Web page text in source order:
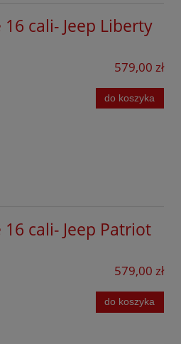
cali- Jeep Liberty
579,00 zł
do koszyka
cali- Jeep Patriot
579,00 zł
do koszyka